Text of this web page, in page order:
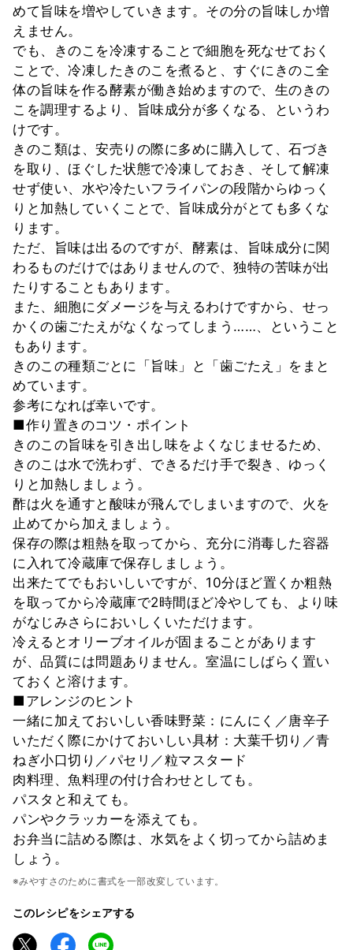
めて旨味を増やしていきます。その分の旨味しか増
えません。
でも、きのこを冷凍することで細胞を死なせておく
ことで、冷凍したきのこを煮ると、すぐにきのこ全
体の旨味を作る酵素が働き始めますので、生のきの
こを調理するより、旨味成分が多くなる、というわ
けです。
きのこ類は、安売りの際に多めに購入して、石づき
を取り、ほぐした状態で冷凍しておき、そして解凍
せず使い、水や冷たいフライパンの段階からゆっく
りと加熱していくことで、旨味成分がとても多くな
ります。
ただ、旨味は出るのですが、酵素は、旨味成分に関
わるものだけではありませんので、独特の苦味が出
たりすることもあります。
また、細胞にダメージを与えるわけですから、せっ
かくの歯ごたえがなくなってしまう……、ということ
もあります。
きのこの種類ごとに「旨味」と「歯ごたえ」をまと
めています。
参考になれば幸いです。
■作り置きのコツ・ポイント
きのこの旨味を引き出し味をよくなじませるため、
きのこは水で洗わず、できるだけ手で裂き、ゆっく
りと加熱しましょう。
酢は火を通すと酸味が飛んでしまいますので、火を
止めてから加えましょう。
保存の際は粗熱を取ってから、充分に消毒した容器
に入れて冷蔵庫で保存しましょう。
出来たてでもおいしいですが、10分ほど置くか粗熱
を取ってから冷蔵庫で2時間ほど冷やしても、より味
がなじみさらにおいしくいただけます。
冷えるとオリーブオイルが固まることがあります
が、品質には問題ありません。室温にしばらく置い
ておくと溶けます。
■アレンジのヒント
一緒に加えておいしい香味野菜：にんにく／唐辛子
いただく際にかけておいしい具材：大葉千切り／青
ねぎ小口切り／パセリ／粒マスタード
肉料理、魚料理の付け合わせとしても。
パスタと和えても。
パンやクラッカーを添えても。
お弁当に詰める際は、水気をよく切ってから詰めま
しょう。
※みやすさのために書式を一部改変しています。
このレシピをシェアする